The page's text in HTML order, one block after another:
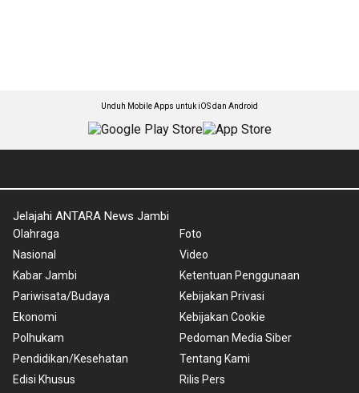
Unduh Mobile Apps untuk iOS dan Android
Jelajahi ANTARA News Jambi
Olahraga
Nasional
Kabar Jambi
Pariwisata/Budaya
Ekonomi
Polhukam
Pendidikan/Kesehatan
Edisi Khusus
Foto
Video
Ketentuan Penggunaan
Kebijakan Privasi
Kebijakan Cookie
Pedoman Media Siber
Tentang Kami
Rilis Pers